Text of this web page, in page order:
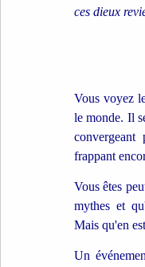
ces dieux
Vous voyez
le monde. Il
convergeant
frappant
Vous êtes
mythes et
Mais qu'en
Un